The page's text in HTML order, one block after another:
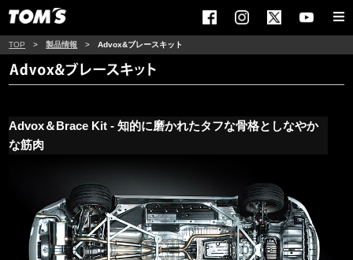
TOP >製品情報 >Advox&ブレースキット
Advox＆Brace Kit - 知的に磨かれたタフな骨格としなやか
な筋肉